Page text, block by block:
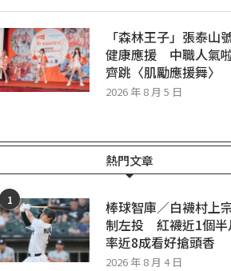
襪柏克開啟賽揚模式拼小分
2026 年 8 月 5 日
「森林王子」張泰山
健康應援 中職人氣
齊跳〈肌勵應援舞〉
2026 年 8 月 5 日
熱門文章
1
棒球智庫／白襪村上
制左投 紅襪近1個半
率近8成看好搶頭香
2026 年 8 月 4 日